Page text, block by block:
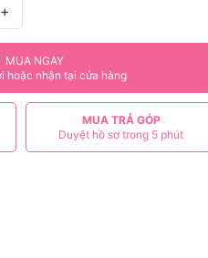
+
MUA NGAY
hoặc nhận tại cửa hàng
MUA TRẢ GÓP
Duyệt hồ sơ trong 5 phút